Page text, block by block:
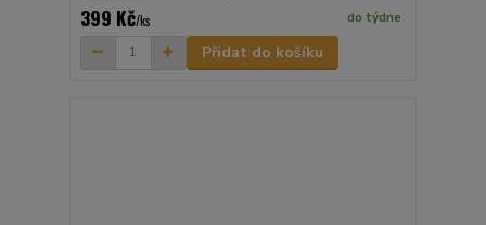
399 Kč/ks do týdne
Přidat do košíku